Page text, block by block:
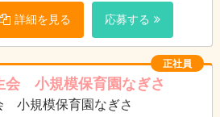
詳細を見る 応募する
正社員
小規模保育園なぎさ
小規模保育園なぎさ